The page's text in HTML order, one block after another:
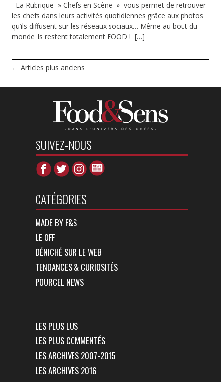
La Rubrique » Chefs en Scène » vous permet de retrouver
les chefs dans leurs activités quotidiennes grâce aux photos
qu’ils diffusent sur les réseaux sociaux… Même au bout du
monde ils restent totalement FOOD ! […]
NAVIGATION
← Articles plus anciens
SUIVEZ-NOUS
CATÉGORIES
MADE BY F&S
LE OFF
DÉNICHÉ SUR LE WEB
TENDANCES & CURIOSITÉS
POURCEL NEWS
LES PLUS LUS
LES PLUS COMMENTÉS
LES ARCHIVES 2007-2015
LES ARCHIVES 2016